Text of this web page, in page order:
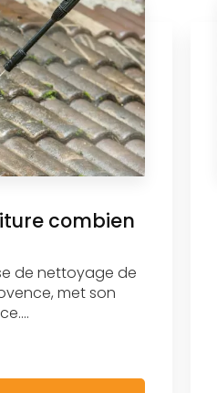
combien
de nettoyage de
met son